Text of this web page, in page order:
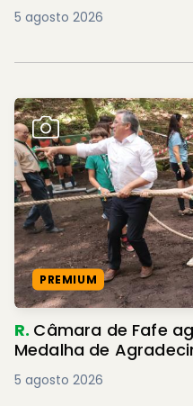
5 agosto 2026
PREMIUM
R. Câmara de Fafe
Medalha de
5 agosto 2026